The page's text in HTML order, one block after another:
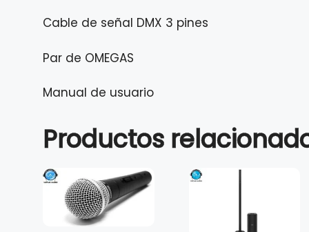
Cable de señal DMX 3 pines
Par de OMEGAS
Manual de usuario
Productos